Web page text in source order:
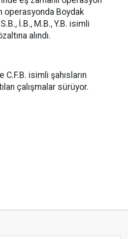
operasyonda Boydak
İ.B., M.B., Y.B. isimli
alındı.
C.F.B. isimli şahısların
çalışmalar sürüyor.